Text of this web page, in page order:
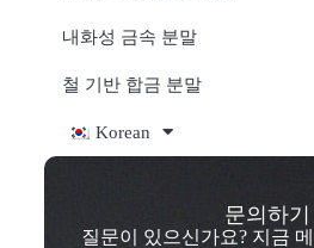
내화성 금속 분말
철 기반 합금 분말
Korean
문의하기
질문이 있으신가요? 지금